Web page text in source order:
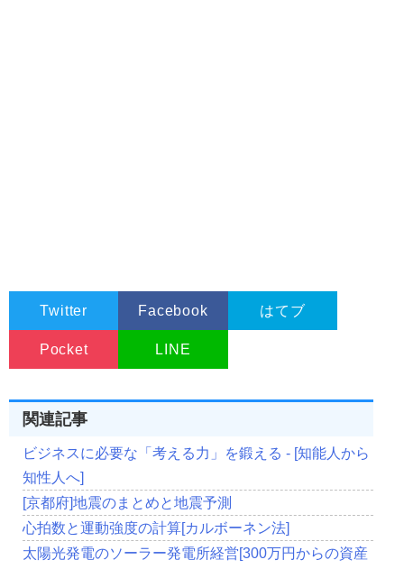
Twitter Facebook はてブ
Pocket LINE
関連記事
ビジネスに必要な「考える力」を鍛える - [知能人から
知性人へ]
[京都府]地震のまとめと地震予測
心拍数と運動強度の計算[カルボーネン法]
太陽光発電のソーラー発電所経営[300万円からの資産